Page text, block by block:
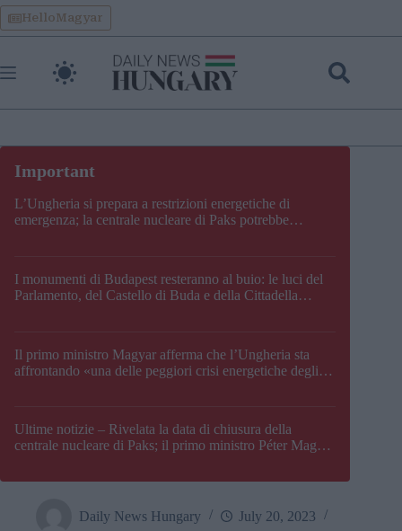
Skip
to
content
HelloMagyar
L’Ungheria si prepara a restrizioni energetiche di
emergenza; la centrale nucleare di Paks potrebbe
I monumenti di Budapest resteranno al buio: le luci del
Parlamento, del Castello di Buda e della Cittadella
Il primo ministro Magyar afferma che l’Ungheria sta
affrontando «una delle peggiori crisi energetiche degli
Ultime notizie – Rivelata la data di chiusura della
centrale nucleare di Paks; il primo ministro Péter Magyar
Daily News Hungary
July 20, 2023